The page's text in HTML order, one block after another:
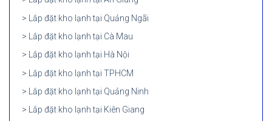
Lắp đặt kho lạnh tại Quảng Ngãi
Lắp đặt kho lạnh tại Cà Mau
Lắp đặt kho lạnh tại Hà Nội
Lắp đặt kho lạnh tại TPHCM
Lắp đặt kho lạnh tại Quảng Ninh
Lắp đặt kho lạnh tại Kiên Giang